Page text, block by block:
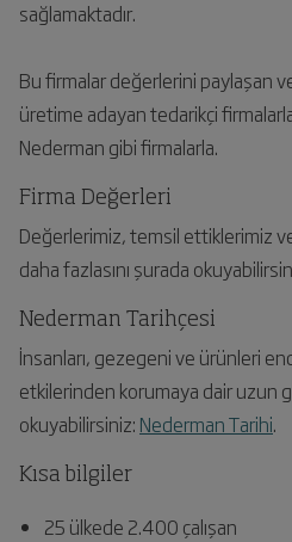
sağlamaktadır.
Bu firmalar değerlerini paylaşan
üretime adayan tedarikçi
Nederman gibi firmalarla.
Firma Değerleri
Değerlerimiz, temsil ettiklerimiz ve
daha fazlasını şurada
Nederman Tarihçesi
İnsanları, gezegeni ve ürünleri
etkilerinden korumaya dair uzun
okuyabilirsiniz: Nederman Tarihi.
Kısa bilgiler
25 ülkede 2.400 çalışan